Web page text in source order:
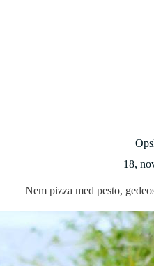
18,
Nem pizza med pesto,